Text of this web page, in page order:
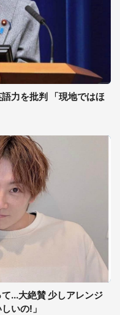
力を批判 「現地ではほ
...大絶賛 少しアレンジ
いの!」